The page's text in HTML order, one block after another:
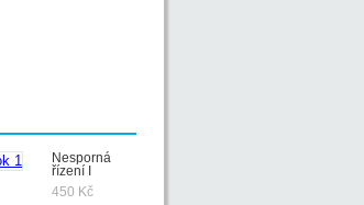
Nesporná
řízení I
450 Kč